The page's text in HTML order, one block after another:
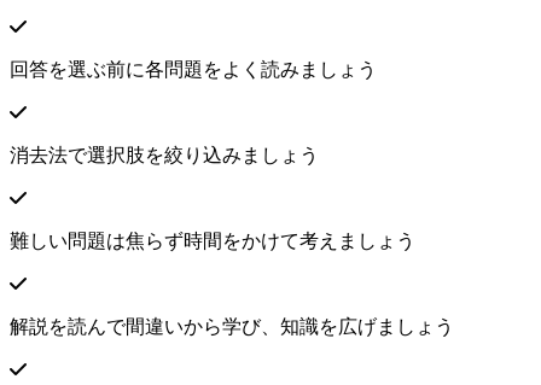
回答を選ぶ前に各問題をよく読みましょう
消去法で選択肢を絞り込みましょう
難しい問題は焦らず時間をかけて考えましょう
解説を読んで間違いから学び、知識を広げましょう